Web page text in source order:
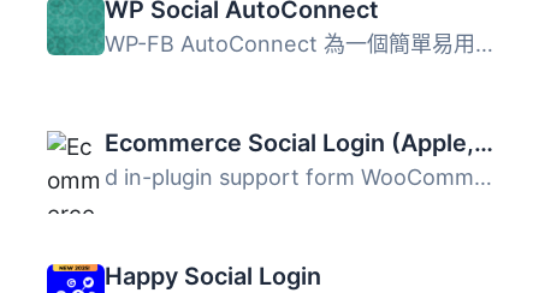
WP Social AutoConnect
WP-FB AutoConnect 為一個簡單易用的小工具，可以讓讀者使用...
Ecommerce Social Login (Apple, Kakao, Line)
d in-plugin support form WooCommerce Social Login 可以...
Happy Social Login